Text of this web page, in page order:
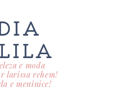
e moda
larissa rehem!
e meninice!